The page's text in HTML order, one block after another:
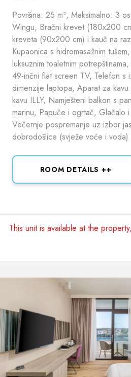
Površina: 25 m², Maksimalno: 3
Wingu, Bračni krevet (180x200
kreveta (90x200 cm) i kauč na
Kupaonica s hidromasažnim
luksuznim toaletnim
49-inčni flat screen TV, Telefon s
dimenzije laptopa, Aparat za
kavu ILLY, Namješteni balkon s
marinu, Papuče i ogrtač, Glačalo
Večernje pospremanje uz izbor
dobrodošlice (svježe voće i voda)
ROOM DETAILS ++
This unit is available at the